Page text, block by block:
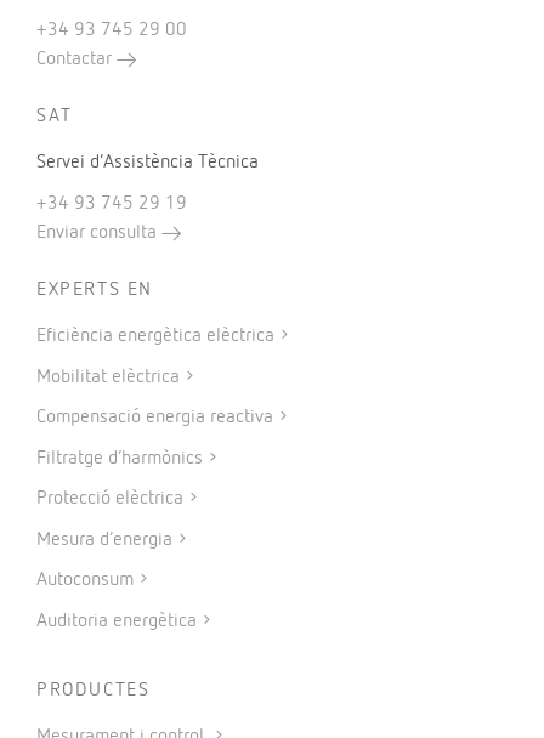
+34 93 745 29 00
Contactar
SAT
Servei d’Assistència Tècnica
+34 93 745 29 19
Enviar consulta
EXPERTS EN
Eficiència energètica elèctrica
Mobilitat elèctrica
Compensació energia reactiva
Filtratge d’harmònics
Protecció elèctrica
Mesura d’energia
Autoconsum
Auditoria energètica
PRODUCTES